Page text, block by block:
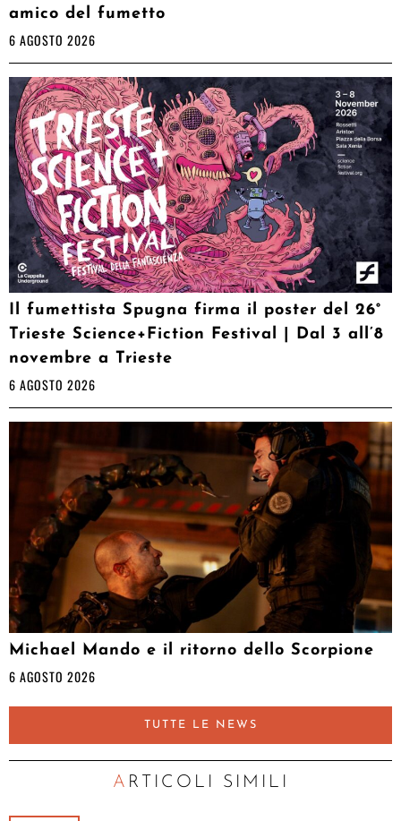
amico del fumetto
6 AGOSTO 2026
Il fumettista Spugna firma il poster del 26°
Trieste Science+Fiction Festival | Dal 3 all’8
novembre a Trieste
6 AGOSTO 2026
Michael Mando e il ritorno dello Scorpione
6 AGOSTO 2026
TUTTE LE NEWS
ARTICOLI SIMILI